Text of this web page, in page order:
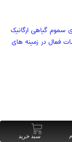
گیاهی ارگانیک
فعال در زمینه های
سبد خرید